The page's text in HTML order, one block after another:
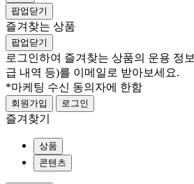
팝업닫기
즐겨찾는 상품
팝업닫기
로그인하여 즐겨찾는 상품의 운용 정보
급 내역 등)를 이메일로 받아보세요.
*마케팅 수신 동의자에 한함
회원가입 로그인
즐겨찾기
상품
콘텐츠